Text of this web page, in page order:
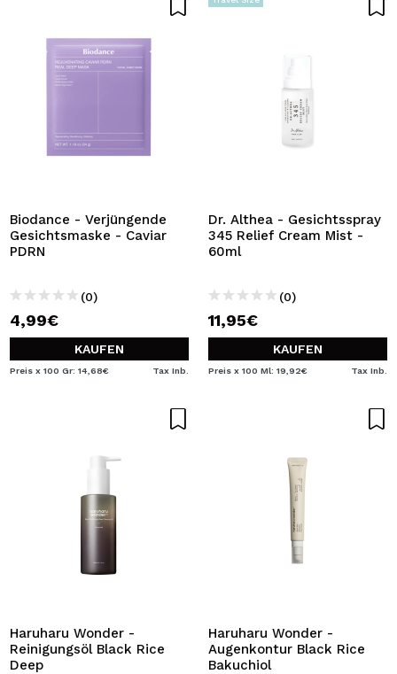
Biodance - Verjüngende
Gesichtsmaske - Caviar
PDRN
(0)
4,99€
KAUFEN
Preis x 100 Gr: 14,68€ Tax Inb.
Dr. Althea - Gesichtsspray
345 Relief Cream Mist -
60ml
(0)
11,95€
KAUFEN
Preis x 100 Ml: 19,92€ Tax Inb.
Haruharu Wonder -
Reinigungsöl Black Rice
Deep
Haruharu Wonder -
Augenkontur Black Rice
Bakuchiol